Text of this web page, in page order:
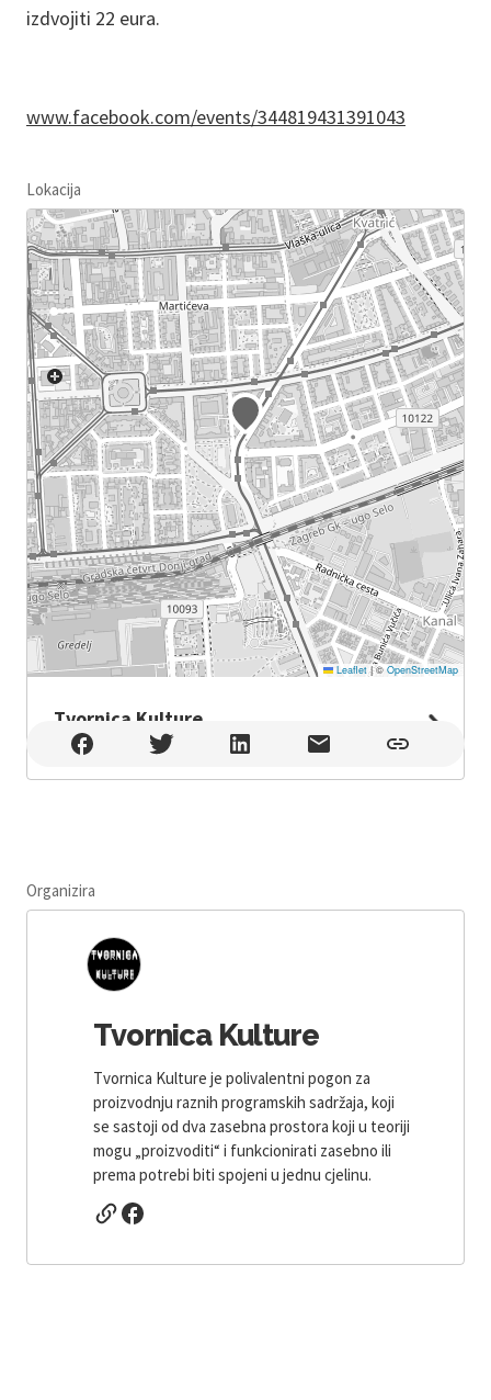
izdvojiti 22 eura.
www.facebook.com/events/344819431391043
Lokacija
Leaflet |© OpenStreetMap
Tvornica Kulture
Tvornica Kulture , Zagreb
Organizira
Tvornica Kulture
Tvornica Kulture je polivalentni pogon za
proizvodnju raznih programskih sadržaja, koji
se sastoji od dva zasebna prostora koji u teoriji
mogu „proizvoditi“ i funkcionirati zasebno ili
prema potrebi biti spojeni u jednu cjelinu.